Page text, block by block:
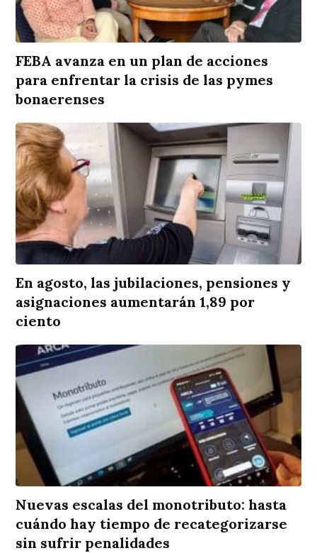
FEBA avanza en un plan de acciones
para enfrentar la crisis de las pymes
bonaerenses
En agosto, las jubilaciones, pensiones y
asignaciones aumentarán 1,89 por
ciento
Nuevas escalas del monotributo: hasta
cuándo hay tiempo de recategorizarse
sin sufrir penalidades